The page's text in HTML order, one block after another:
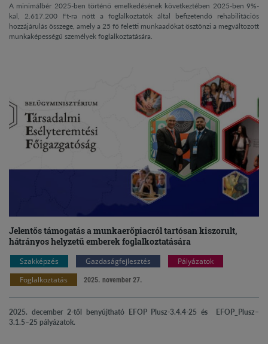
A minimálbér 2025-ben történő emelkedésének következtében 2025-ben 9%-
kal, 2.617.200 Ft-ra nőtt a foglalkoztatók által befizetendő rehabilitációs
hozzájárulás összege, amely a 25 fő feletti munkaadókat ösztönzi a megváltozott
munkaképességű személyek foglalkoztatására.
Jelentős támogatás a munkaerőpiacról tartósan kiszorult,
hátrányos helyzetű emberek foglalkoztatására
Szakképzés Gazdaságfejlesztés
Pályázatok
Foglalkoztatás
2025. november 27.
2025. december 2-től benyújtható EFOP Plusz-3.4.4-25 és
EFOP_Plusz–
3.1.5–25 pályázatok.